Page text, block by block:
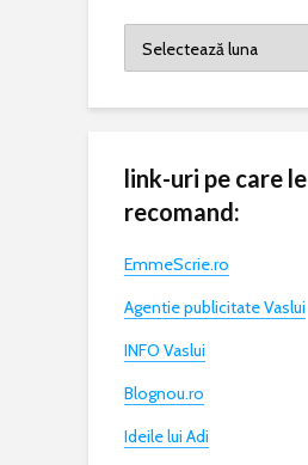
link-uri pe care le
recomand:
EmmeScrie.ro
Agentie publicitate Vaslui
INFO Vaslui
Blognou.ro
Ideile lui Adi